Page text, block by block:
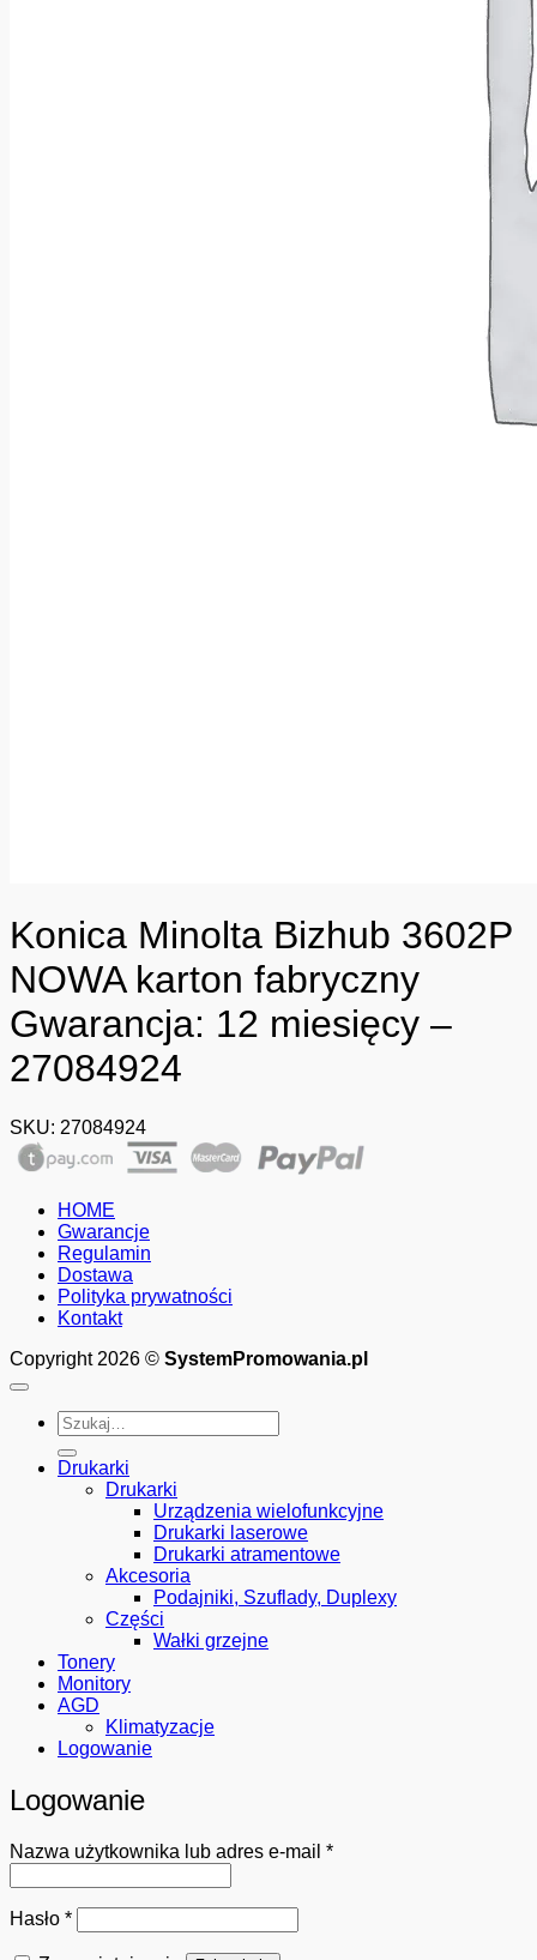
Konica Minolta Bizhub 3602P
NOWA karton fabryczny
Gwarancja: 12 miesięcy –
27084924
SKU: 27084924
HOME
Gwarancje
Regulamin
Dostawa
Polityka prywatności
Kontakt
Copyright 2026 © SystemPromowania.pl
Szukaj:
Drukarki
Drukarki
Urządzenia wielofunkcyjne
Drukarki laserowe
Drukarki atramentowe
Akcesoria
Podajniki, Szuflady, Duplexy
Części
Wałki grzejne
Tonery
Monitory
AGD
Klimatyzacje
Logowanie
Logowanie
Nazwa użytkownika lub adres e-mail *Wymagane
Hasło *Wymagane